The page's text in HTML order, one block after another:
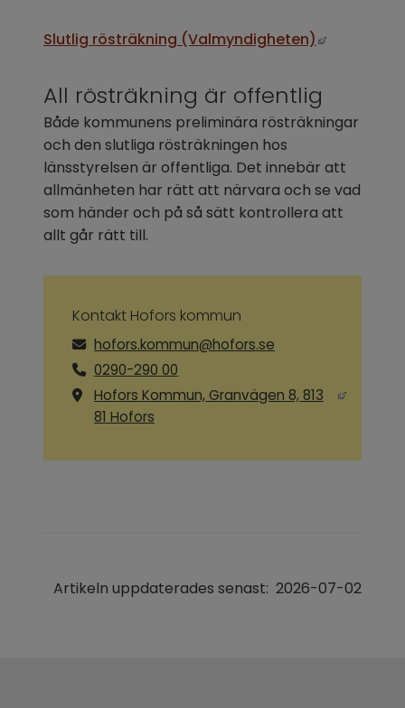
Slutlig rösträkning (Valmyndigheten) Länk till
All rösträkning är offentlig
Både kommunens preliminära rösträkningar
och den slutliga rösträkningen hos
länsstyrelsen är offentliga. Det innebär att
allmänheten har rätt att närvara och se vad
som händer och på så sätt kontrollera att
allt går rätt till.
Kontakt Hofors kommun
hofors.kommun@hofors.se
0290-290 00
Hofors Kommun, Granvägen 8, 813
81 Hofors
Artikeln uppdaterades senast: 2026-07-02